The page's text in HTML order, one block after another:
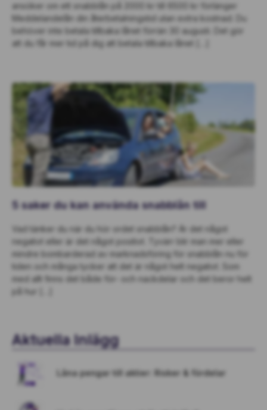
ansöker om ett snabblån på 2000 kr till 6500 kr förlänger
Meddelandelån din återbetalningstid utan extra kostnad. Du
behöver inte betala tillbaka lånet förrän 30 augusti. Det gör
att du får mer tid på dig att betala tillbaka lånet […]
5 saker du kan använda snabblån till
Vad tänker du när du hör ordet snabblån? Är det något
negativt eller är det något positivt. Tyvärr blir man mer eller
mindre bombarderad av marknadsföring för snabblån nu för
tiden och många tycker att det är något helt negativt. Som
med allt finns det både för- och nackdelar och det beror helt
på hur […]
Aktuella Inlägg
Låna pengar till aktier: Risker & fördelar